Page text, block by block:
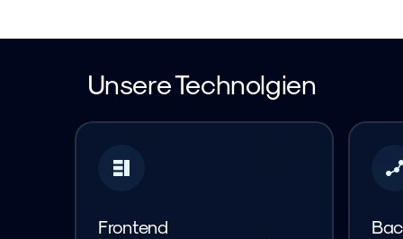
Unsere Technolgien
Frontend